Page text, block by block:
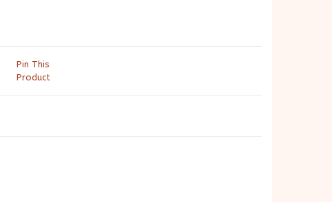
Pin This
Product